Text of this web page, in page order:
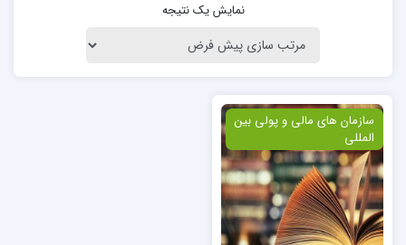
نمایش یک نتیجه
ویژه
سازمان های مالی و پولی بین
المللی